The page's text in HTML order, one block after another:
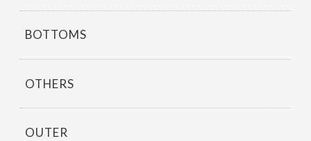
BOTTOMS
OTHERS
OUTER